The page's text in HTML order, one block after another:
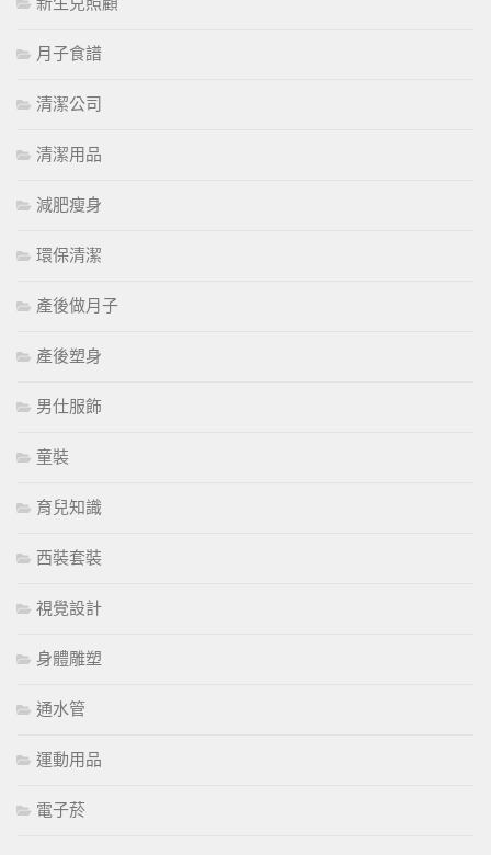
月子食譜
清潔公司
清潔用品
減肥瘦身
環保清潔
產後做月子
產後塑身
男仕服飾
童裝
育兒知識
西裝套裝
視覺設計
身體雕塑
通水管
運動用品
電子菸